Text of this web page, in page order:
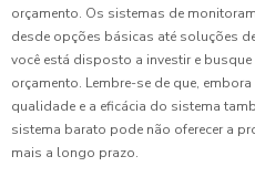
orçamento. Os sistemas de
desde opções básicas até soluções
você está disposto a investir e
orçamento. Lembre-se de que,
qualidade e a eficácia do sistema
sistema barato pode não oferecer a
mais a longo prazo.